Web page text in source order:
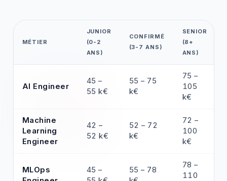
MÉTIER
JUNIOR
(0-2
ANS)
CONFIRMÉ
(3-7 ANS)
SENIOR
(8+
ANS)
AI Engineer
45 –
55 k€
55 – 75
k€
75 –
105
k€
Machine
Learning
Engineer
42 –
52 k€
52 – 72
k€
72 –
100
k€
MLOps
45 –
55 – 78
78 –
110